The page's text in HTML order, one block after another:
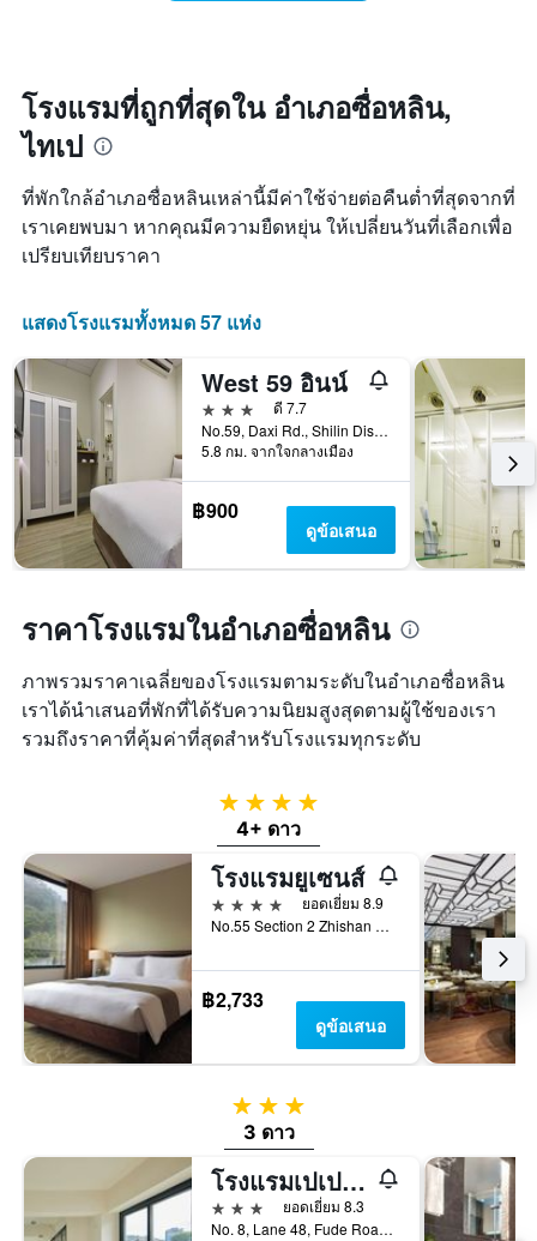
3
วัน
ที่
ผ่าน
มา
แกน
แสดง
หมวด
โรงแรม
ตาม
จำนวน
ดาว
มี
แกน
Y
แกน
แสดง
ราคา
ของ
ห้อง
พัก
ใน
สัปดาห์
ที่
พบ
ใน
ช่วง
มา
วัน
ที่
เข้า
พัก
แผนภูมิ
มี
แกน
แกน
จำนวน
วัน
ก่อน
เข้า
แผนภูมิ
มี
แกน
Y
แกน
แแส
ราคา
เฉลี่ย
ของ
โรงแรมที่ถูกที่สุดใน อำเภอซื่อหลิน,
ไทเป
ที่พักใกล้อำเภอซื่อหลินเหล่านี้มีค่าใช้จ่ายต่อคืนต่ำที่สุดจากที่
เราเคยพบมา หากคุณมีความยืดหยุ่น ให้เปลี่ยนวันที่เลือกเพื่อ
เปรียบเทียบราคา
แสดงโรงแรมทั้งหมด 57 แห่ง
West 59 อินน์
3 ดาว
ดี 7.7
No.59, Daxi Rd., Shilin Dist., ไทเป, ไต้หวัน
5.8 กม. จากใจกลางเมือง
฿900
ดูข้อเสนอ
ราคาโรงแรมในอำเภอซื่อหลิน
ภาพรวมราคาเฉลี่ยของโรงแรมตามระดับในอำเภอซื่อหลิน
เราได้นำเสนอที่พักที่ได้รับความนิยมสูงสุดตามผู้ใช้ของเรา
รวมถึงราคาที่คุ้มค่าที่สุดสำหรับโรงแรมทุกระดับ
4 ดาว
4+ ดาว
โรงแรมยูเซนส์
4 ดาว
ยอดเยี่ยม 8.9
No.55 Section 2 Zhishan Road, ไทเป, ไต้หวัน
฿2,733
ดูข้อเสนอ
3 ดาว
3 ดาว
โรงแรมเปเปอร์ซัน
3 ดาว
ยอดเยี่ยม 8.3
No. 8, Lane 48, Fude Road, ไทเป, ไต้หวัน